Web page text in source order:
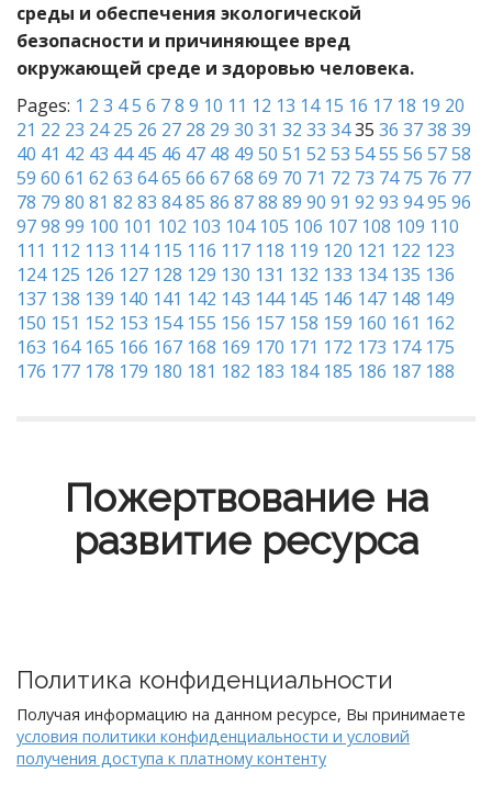
среды и обеспечения экологической
безопасности и причиняющее вред
окружающей среде и здоровью человека.
Pages: 1 2 3 45 6 78 9 10 11 12 13 14 15 16 17 18 19 20
21 22 23 24 25 26 27 28 29 30 31 32 33 3435 36 3738 39
40 41 42 43 44 45 46 47 48 49 50 51 52 53 5455 56 5758
59 60 61 62 63 6465 66 6768 69 70 71 72 73 74 75 76 77
78 79 80 81 82 83 8485 86 8788 89 90 91 92 93 9495 96
9798 99 100 101 102 103 104 105 106 107 108 109 110
111 112 113 114 115 116 117 118 119 120 121 122 123
124 125 126 127 128 129 130 131 132 133 134 135 136
137 138 139 140 141 142 143 144 145 146 147 148 149
150 151 152 153 154 155 156 157 158 159 160 161 162
163 164 165 166 167 168 169 170 171 172 173 174 175
176 177 178 179 180 181 182 183 184 185 186 187 188
Пожертвование на
развитие ресурса
Политика конфиденциальности
Получая информацию на данном ресурсе, Вы принимаете
условия политики конфиденциальности и условий
получения доступа к платному контенту